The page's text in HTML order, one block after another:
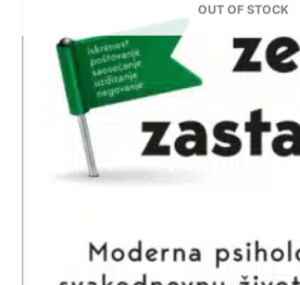
OUT OF STOCK